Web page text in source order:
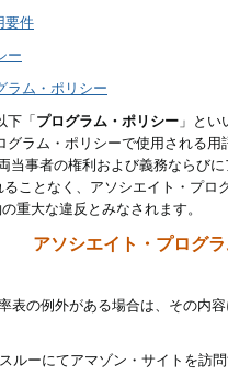
要件
ー
ラム・ポリシー
下「プログラム・ポリシー 」とい
ラム・ポリシーで使用される
事者の権利および義務ならび
ことなく、アソシエイト・プ
重大な違反とみなされます。
アソシエイト・プログ
表の例外がある場合は、その内
ーにてアマゾン・サイトを訪問